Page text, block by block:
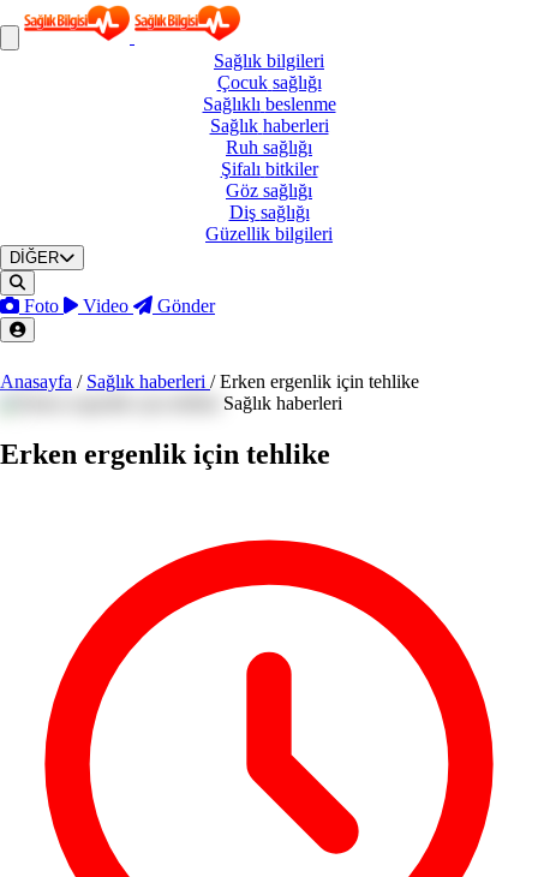
Sağlık bilgileri
Çocuk sağlığı
Sağlıklı beslenme
Sağlık haberleri
Ruh sağlığı
Şifalı bitkiler
Göz sağlığı
Diş sağlığı
Güzellik bilgileri
DİĞER
Foto Video Gönder
Anasayfa / Sağlık haberleri / Erken ergenlik için tehlike
Sağlık haberleri
Erken ergenlik için tehlike